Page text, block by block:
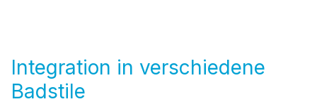
Integration in verschiedene
Badstile